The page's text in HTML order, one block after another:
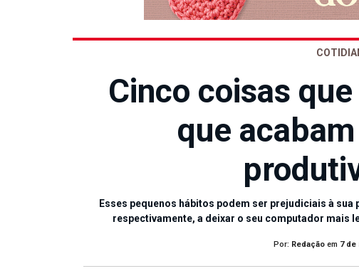
Cinco coisas
que
Esses pequenos hábitos podem ser prejudiciais à
respectivamente, a deixar o seu computador mais
Por: Redaçãoem 7 de